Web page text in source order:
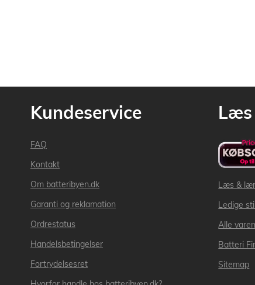
Kundeservice
FAQ
Kontakt
Om batteribyen.dk
Garanti og reklamation
Ordrestatus
Handelsbetingelser
Fortrydelsesret
Læs
Læs &
Ledige
Alle
Batteri
Sitemap